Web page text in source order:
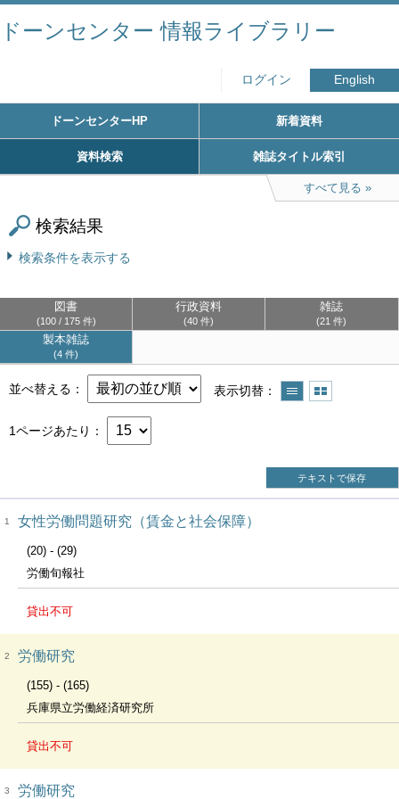
ドーンセンター 情報ライブラリー
ログイン English
ドーンセンターHP 新着資料
資料検索 雑誌タイトル索引
すべて見る
検索結果
検索条件を表示する
図書
100 / 175 件
行政資料
40 件
雑誌
21 件
製本雑誌
4 件
並べ替える 表示切替
1ページあたり
テキストで保存
1 女性労働問題研究（賃金と社会保障）
(20) - (29)
労働旬報社
貸出不可
2 労働研究
(155) - (165)
兵庫県立労働経済研究所
貸出不可
3 労働研究